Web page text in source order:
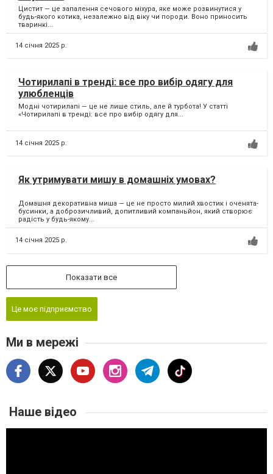
Цистит — це запалення сечового міхура, яке може розвинутися у
будь-якого котика, незалежно від віку чи породи. Воно приносить
тваринкі...
14 січня 2025 р.
Чотирилапі в тренді: все про вибір одягу для
улюбленців
Модні чотирилапі — це не лише стиль, але й турбота! У статті
«Чотирилапі в тренді: все про вибір одягу для...
14 січня 2025 р.
Як утримувати мишу в домашніх умовах?
Домашня декоративна миша — це не просто милий хвостик і оченята-
бусинки, а доброзичливий, допитливий компаньйон, який створює
радість у будь-якому...
14 січня 2025 р.
Показати все
Це моє підприємство
Ми в мережі
Наше відео